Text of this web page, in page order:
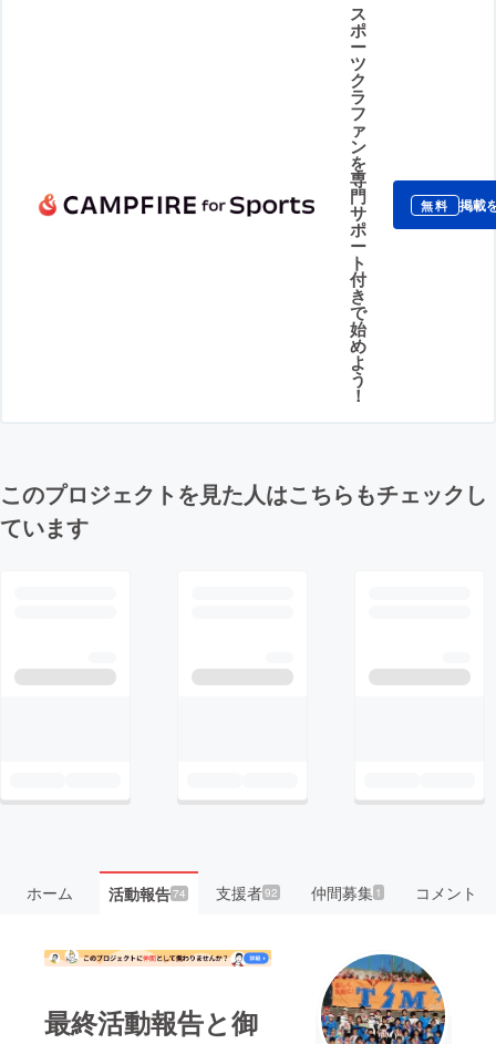
ス
ポ
ー
ツ
ク
ラ
フ
ァ
ン
を
専
門
サ
ポ
ー
ト
付
き
で
始
め
よ
う
！
無料 掲載
このプロジェクトを見た人はこちらもチェックし
ています
ホーム 活動報告74 支援者92 仲間募集 1 コメント
最終活動報告と御